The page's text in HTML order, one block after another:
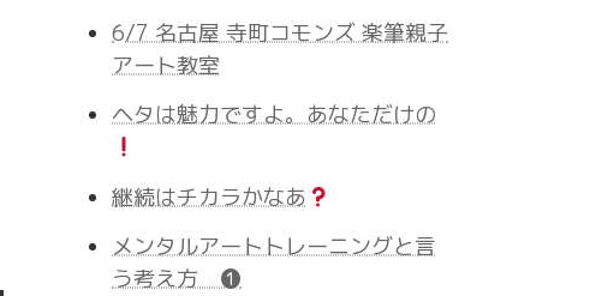
6/7 名古屋 寺町コモンズ 楽筆親子
アート教室
ヘタは魅力ですよ。あなただけの
継続はチカラかなあ
メンタルアートトレーニングと言
う考え方 ❶